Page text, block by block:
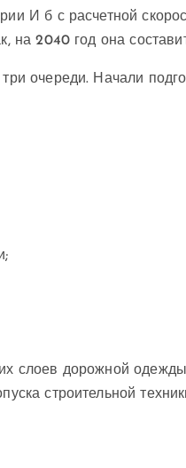
И б с расчетной
на 2040 год она
очереди. Начали
слоев дорожной
строительной